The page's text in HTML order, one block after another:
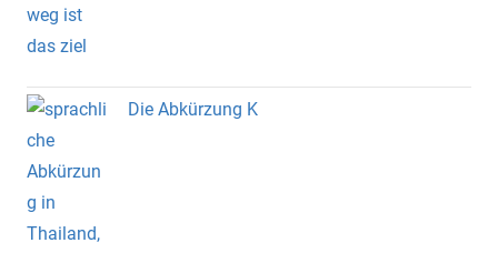
Die Abkürzung K